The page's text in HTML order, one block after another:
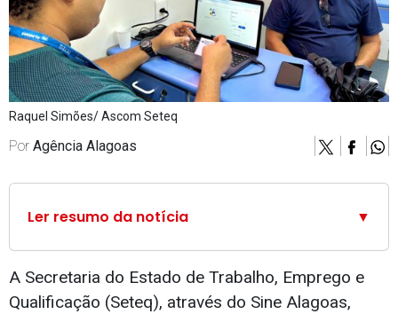
Raquel Simões/ Ascom Seteq
Por Agência Alagoas
Ler resumo da notícia ▼
A Secretaria do Estado de Trabalho, Emprego e
Qualificação (Seteq), através do Sine Alagoas,